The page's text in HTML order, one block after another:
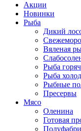
Акции
Новинки
Рыба
Дикий
Вяленая
Рыба
Рыба
Рыбные
Пресервы
Мясо
Оленина
Готовая